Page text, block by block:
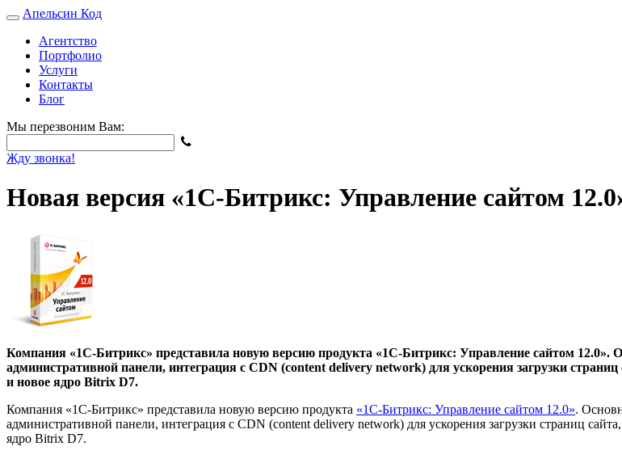
Апельсин Код
Агентство
Портфолио
Услуги
Контакты
Блог
Мы перезвоним Вам:
Жду звонка!
Новая версия «1С-Битрикс: Управление сайтом
Компания «1С-Битрикс» представила новую версию продукта «1С-Битрикс: Управление сайтом 12.0».
административной панели, интеграция с CDN (content delivery network) для ускорения загрузки
и новое ядро Bitrix D7.
Компания «1С-Битрикс» представила новую версию продукта «1С-Битрикс: Управление сайтом 12.0».
административной панели, интеграция с CDN (content delivery network) для ускорения загрузки страниц
ядро Bitrix D7.